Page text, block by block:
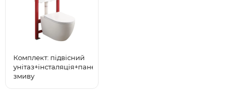
Комплект: підвісний
унітаз+інсталяція+панель
змиву